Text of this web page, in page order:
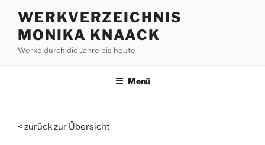
Inhalt
springen
WERKVERZEICHNIS
MONIKA KNAACK
Werke durch die Jahre bis heute
Menü
< zurück zur Übersicht